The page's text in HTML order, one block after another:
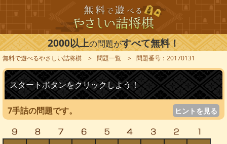
2000以上の問題がすべて無料！
無料で遊べるやさしい詰将棋 問題一覧 問題番号：20170131
スタートボタンをクリックしよう！
7手詰の問題です。 ヒントを見る